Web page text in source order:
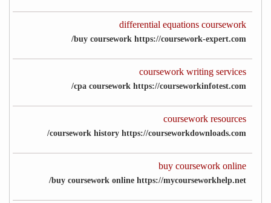
differential equations coursework
buy coursework https://coursework-expert.com/
coursework writing services
cpa coursework https://courseworkinfotest.com/
coursework resources
coursework history https://courseworkdownloads.com/
buy coursework online
buy coursework online https://mycourseworkhelp.net/